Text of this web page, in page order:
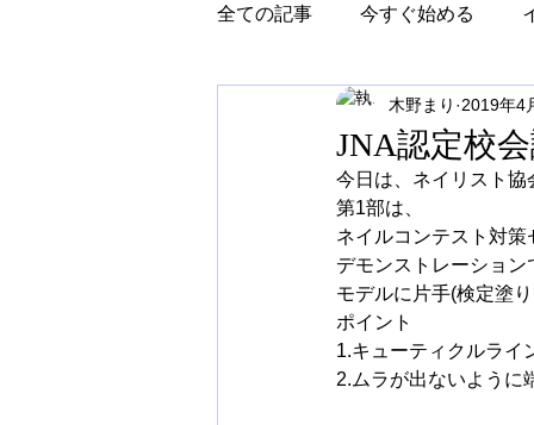
全ての記事 今すぐ始める
JNA認定校
木野まり 2019年4
今日は、ネイリスト協
第1部は、
ネイルコンテスト対策
デモンストレーション
モデルに片手(検定塗
ポイント
1.キューティクルライ
2.ムラが出ないように